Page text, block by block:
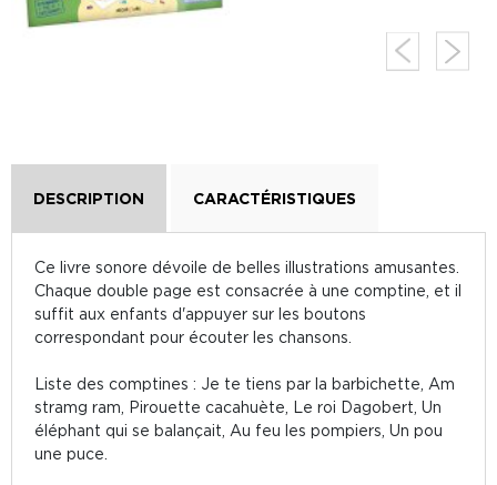
DESCRIPTION CARACTÉRISTIQUES
Ce livre sonore dévoile de belles illustrations amusantes.
Chaque double page est consacrée à une comptine, et il
suffit aux enfants d'appuyer sur les boutons
correspondant pour écouter les chansons.
Liste des comptines : Je te tiens par la barbichette, Am
stramg ram, Pirouette cacahuète, Le roi Dagobert, Un
éléphant qui se balançait, Au feu les pompiers, Un pou
une puce.